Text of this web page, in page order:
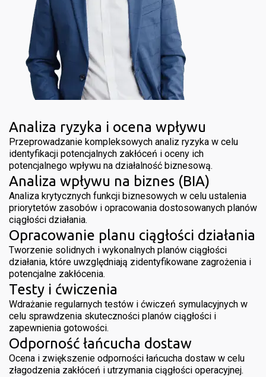
Analiza ryzyka i ocena wpływu
Przeprowadzanie kompleksowych analiz ryzyka w celu
identyfikacji potencjalnych zakłóceń i oceny ich
potencjalnego wpływu na działalność biznesową.
Analiza wpływu na biznes (BIA)
Analiza krytycznych funkcji biznesowych w celu ustalenia
priorytetów zasobów i opracowania dostosowanych planów
ciągłości działania.
Opracowanie planu ciągłości działania
Tworzenie solidnych i wykonalnych planów ciągłości
działania, które uwzględniają zidentyfikowane zagrożenia i
potencjalne zakłócenia.
Testy i ćwiczenia
Wdrażanie regularnych testów i ćwiczeń symulacyjnych w
celu sprawdzenia skuteczności planów ciągłości i
zapewnienia gotowości.
Odporność łańcucha dostaw
Ocena i zwiększenie odporności łańcucha dostaw w celu
złagodzenia zakłóceń i utrzymania ciągłości operacyjnej.